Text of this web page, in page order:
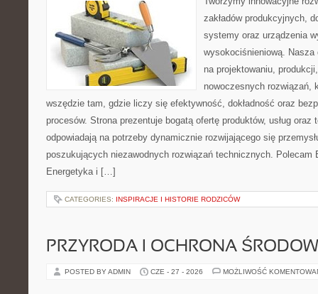
zakładów produkcyjnych,
systemy oraz urządzenia
wysokociśnieniową. Nasza
na projektowaniu,
nowoczesnych rozwiązań,
wszędzie tam, gdzie liczy się efektywność, dokładność oraz
procesów. Strona prezentuje bogatą ofertę produktów, usług oraz
odpowiadają na potrzeby dynamicznie rozwijającego się
poszukujących niezawodnych rozwiązań technicznych. Polecam
Energetyka i […]
CATEGORIES: INSPIRACJE I HISTORIE RODZICÓW
PRZYRODA I OCHRONA
POSTED BY ADMIN CZE - 27 - 2026 MOŻLIWOŚĆ